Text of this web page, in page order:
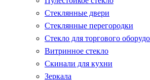
Стеклянные двери
Стеклянные перегородки
Стекло для торгового
Витринное стекло
Скинали для кухни
Зеркала